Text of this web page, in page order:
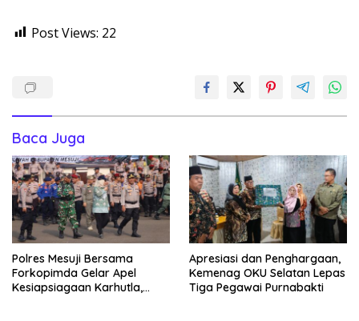
Post Views: 22
Baca Juga
Polres Mesuji Bersama
Forkopimda Gelar Apel
Kesiapsiagaan Karhutla,
Apresiasi dan Penghargaan,
Kemenag OKU Selatan Lepas
Tiga Pegawai Purnabakti